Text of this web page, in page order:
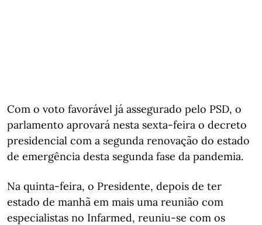
Com o voto favorável já assegurado pelo PSD, o
parlamento aprovará nesta sexta-feira o decreto
presidencial com a segunda renovação do estado
de emergência desta segunda fase da pandemia.
Na quinta-feira, o Presidente, depois de ter
estado de manhã em mais uma reunião com
especialistas no Infarmed, reuniu-se com os